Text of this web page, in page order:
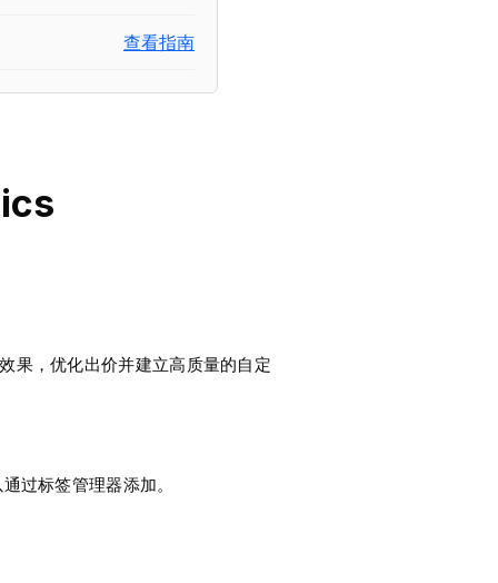
查看指南
果，优化出价并建立高质量的自定
过标签管理器添加。